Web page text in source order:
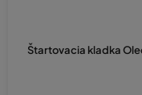
Štartovacia kladka